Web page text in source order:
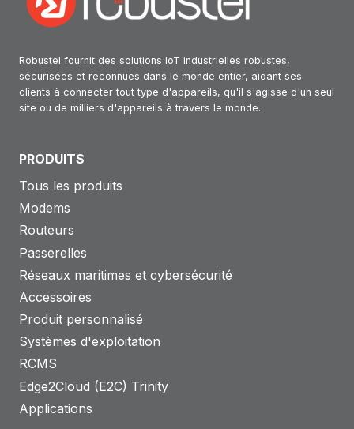
Robustel fournit des solutions IoT industrielles robustes,
sécurisées et reconnues dans le monde entier, aidant ses
clients à connecter tout type d'appareils, qu'il s'agisse d'un seul
site ou de milliers d'appareils à travers le monde.
PRODUITS
Tous les produits
Modems
Routeurs
Passerelles
Réseaux maritimes et cybersécurité
Accessoires
Produit personnalisé
Systèmes d'exploitation
RCMS
Edge2Cloud (E2C) Trinity
Applications